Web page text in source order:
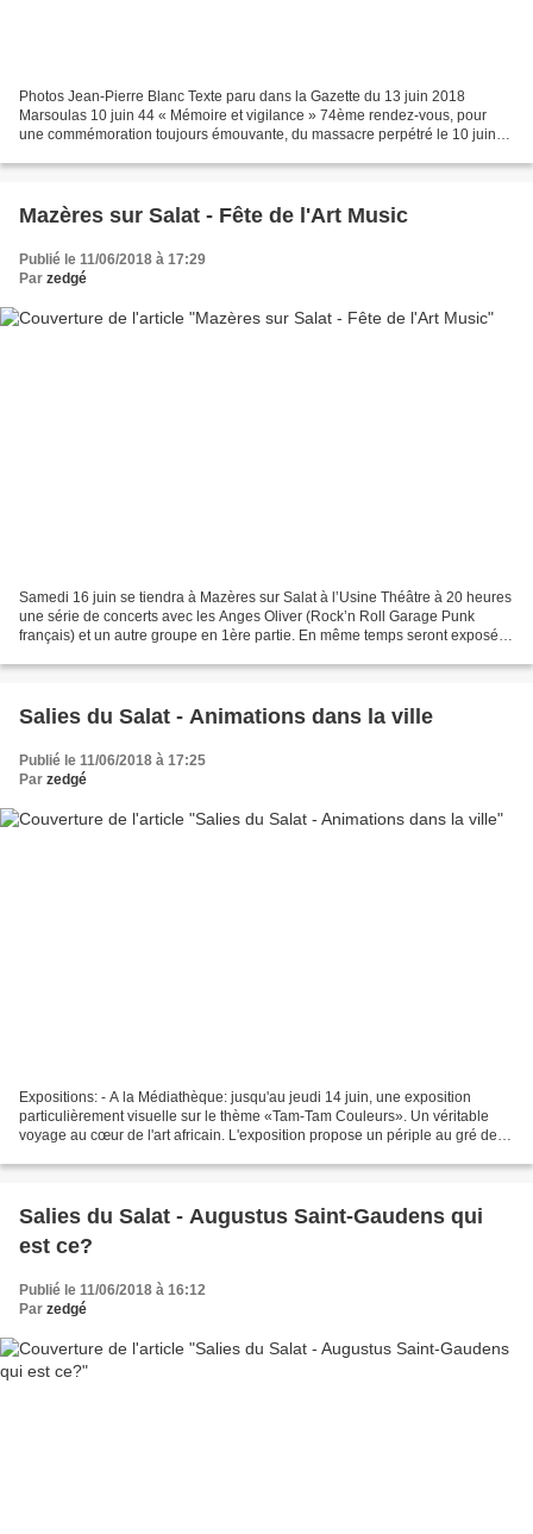
Photos Jean-Pierre Blanc Texte paru dans la Gazette du 13 juin 2018
Marsoulas 10 juin 44 « Mémoire et vigilance » 74ème rendez-vous, pour
une commémoration toujours émouvante, du massacre perpétré le 10 juin
Mazères sur Salat - Fête de l'Art Music
Publié le 11/06/2018 à 17:29
Par zedgé
Samedi 16 juin se tiendra à Mazères sur Salat à l’Usine Théâtre à 20 heures
une série de concerts avec les Anges Oliver (Rock’n Roll Garage Punk
français) et un autre groupe en 1ère partie. En même temps seront exposées
Salies du Salat - Animations dans la ville
Publié le 11/06/2018 à 17:25
Par zedgé
Expositions: - A la Médiathèque: jusqu'au jeudi 14 juin, une exposition
particulièrement visuelle sur le thème «Tam-Tam Couleurs». Un véritable
voyage au cœur de l'art africain. L'exposition propose un périple au gré de
Salies du Salat - Augustus Saint-Gaudens qui
est ce?
Publié le 11/06/2018 à 16:12
Par zedgé